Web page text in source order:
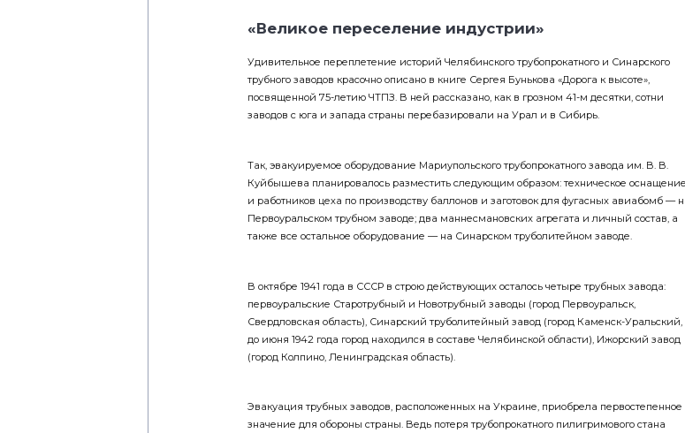
«Великое переселение индустрии»
трубного заводов красочно описано в книге Сергея Бунькова «Дорога к высоте»,
посвященной 75-летию ЧТПЗ. В ней рассказано, как в грозном 41-м десятки, сотни
заводов с юга и запада страны перебазировали на Урал и в Сибирь.
Куйбышева планировалось разместить следующим образом: техническое оснащение
и работников цеха по производству баллонов и заготовок для фугасных авиабомб — на
Первоуральском трубном заводе; два маннесмановских агрегата и личный состав, а
также все остальное оборудование — на Синарском труболитейном заводе.
первоуральские Старотрубный и Новотрубный заводы (город Первоуральск,
Свердловская область), Синарский труболитейный завод (город Каменск-Уральский,
до июня 1942 года город находился в составе Челябинской области), Ижорский завод
(город Колпино, Ленинградская область).
значение для обороны страны. Ведь потеря трубопрокатного пилигримового стана